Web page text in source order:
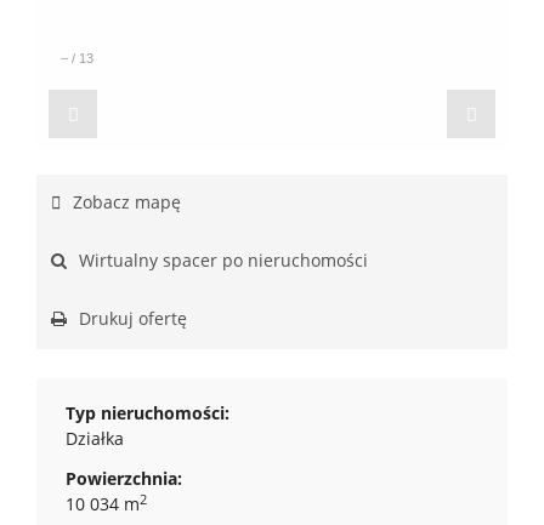
– / 13
Zobacz mapę
Wirtualny spacer po nieruchomości
Drukuj ofertę
Typ nieruchomości:
Działka
Powierzchnia:
10 034 m2